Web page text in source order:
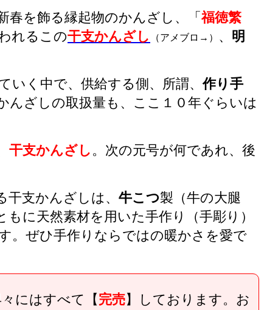
春を飾る縁起物のかんざし、「福徳繁
れるこの干支かんざし （アメブロ→） 、 明
いく中で、供給する側、所謂、作り手
んざしの取扱量も、ここ１０年ぐらいは
干支かんざし 。次の元号が何であれ、後
支かんざしは、 牛こつ製（牛の大腿
に天然素材を用いた手作り（手彫り）
。ぜひ手作りならではの暖かさを愛で
にはすべて【 完売】しております。お